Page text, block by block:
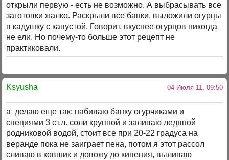
открыли первую - есть не возможно. А выбрасывать все
заготовки жалко. Раскрыли все банки, выложили огурцы
в кадушку с капустой. Говорит, вкуснее огурцов никогда
не ели. Но почему-то больше этот рецепт не
практиковали.
Ksyusha 04 Июля 11, 09:50
а делаю еще так: набиваю банку огурчиками и
специями 3 ст.л. соли крупной и заливаю ледяной
родниковой водой, стоит все при 20-22 градуса на
веранде пока не заиграет пена, потом я этот рассол
сливаю в ковшик и довожу до кипения, выливаю